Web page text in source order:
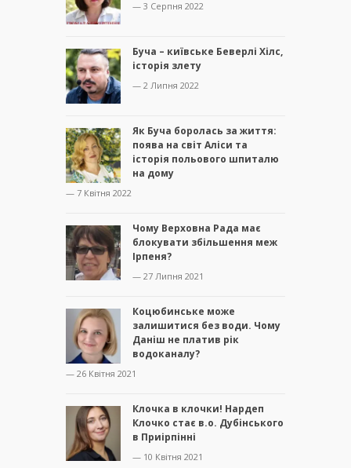
— 3 Серпня 2022
Буча – київське Беверлі Хілс,
історія злету
— 2 Липня 2022
Як Буча боролась за життя:
поява на світ Аліси та
історія польового шпиталю
на дому
— 7 Квітня 2022
Чому Верховна Рада має
блокувати збільшення меж
Ірпеня?
— 27 Липня 2021
Коцюбинське може
залишитися без води. Чому
Даніш не платив рік
водоканалу?
— 26 Квітня 2021
Клочка в клочки! Нардеп
Клочко стає в.о. Дубінського
в Приірпінні
— 10 Квітня 2021